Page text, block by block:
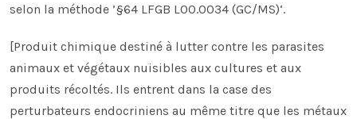
selon la méthode ’§64 LFGB L00.0034 (GC/MS)‘.
[Produit chimique destiné à lutter contre les parasites
animaux et végétaux nuisibles aux cultures et aux
produits récoltés. Ils entrent dans la case des
perturbateurs endocriniens au même titre que les métaux